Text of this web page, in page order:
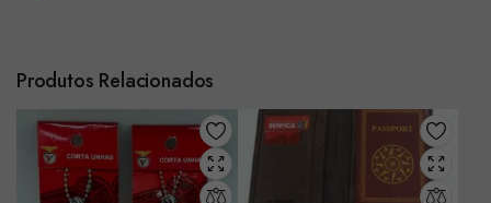
Produtos Relacionados